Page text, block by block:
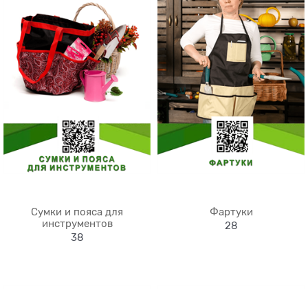
Сумки и пояса для
инструментов
38
Фартуки
28